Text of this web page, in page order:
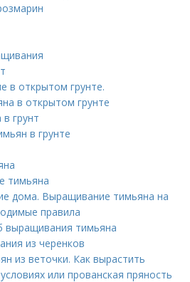
в открытом грунте.
в открытом грунте
грунт
в грунте
тимьяна
дома. Выращивание тимьяна на
правила
выращивания тимьяна
из черенков
из веточки. Как вырастить
или прованская пряность